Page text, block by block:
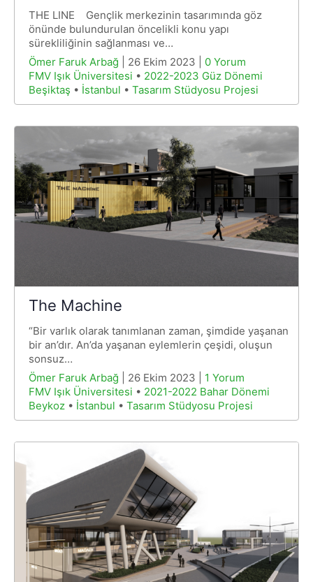
THE LINE Gençlik merkezinin tasarımında göz
önünde bulundurulan öncelikli konu yapı
sürekliliğinin sağlanması ve…
Ömer Faruk Arbağ | 26 Ekim 2023 | 0 Yorum
FMV Işık Üniversitesi • 2022-2023 Güz Dönemi
Beşiktaş • İstanbul • Tasarım Stüdyosu Projesi
The Machine
“Bir varlık olarak tanımlanan zaman, şimdide yaşanan
bir an’dır. An’da yaşanan eylemlerin çeşidi, oluşun
sonsuz…
Ömer Faruk Arbağ | 26 Ekim 2023 | 1 Yorum
FMV Işık Üniversitesi • 2021-2022 Bahar Dönemi
Beykoz • İstanbul • Tasarım Stüdyosu Projesi